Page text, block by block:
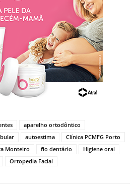
aparelho ortodôntico
autoestima
Clínica PCMFG Porto
Monteiro fio dentário
Higiene oral
Ortopedia Facial